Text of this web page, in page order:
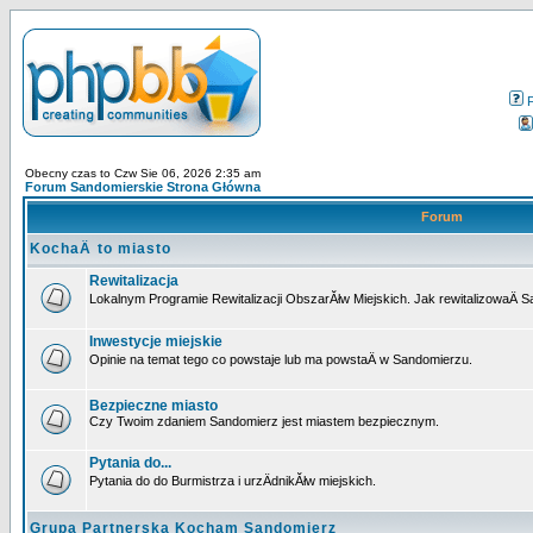
Obecny czas to Czw Sie 06, 2026 2:35 am
Forum Sandomierskie Strona Główna
Forum
KochaÄ to miasto
Rewitalizacja
Lokalnym Programie Rewitalizacji ObszarĂłw Miejskich. Jak rewitalizowaÄ
Inwestycje miejskie
Opinie na temat tego co powstaje lub ma powstaÄ w Sandomierzu.
Bezpieczne miasto
Czy Twoim zdaniem Sandomierz jest miastem bezpiecznym.
Pytania do...
Pytania do do Burmistrza i urzÄdnikĂłw miejskich.
Grupa Partnerska Kocham Sandomierz